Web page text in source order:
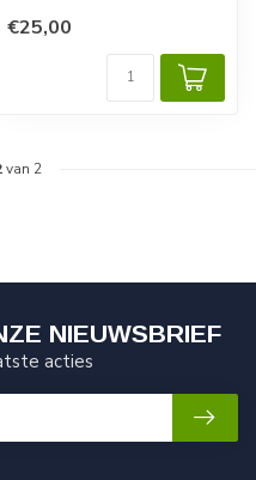
op uw comfort en gara...
€25,00
van 2
NIEUWSBRIEF
acties